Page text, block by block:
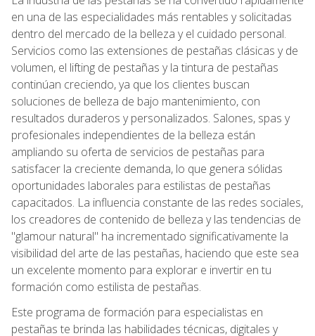
en una de las especialidades más rentables y solicitadas
dentro del mercado de la belleza y el cuidado personal.
Servicios como las extensiones de pestañas clásicas y de
volumen, el lifting de pestañas y la tintura de pestañas
continúan creciendo, ya que los clientes buscan
soluciones de belleza de bajo mantenimiento, con
resultados duraderos y personalizados. Salones, spas y
profesionales independientes de la belleza están
ampliando su oferta de servicios de pestañas para
satisfacer la creciente demanda, lo que genera sólidas
oportunidades laborales para estilistas de pestañas
capacitados. La influencia constante de las redes sociales,
los creadores de contenido de belleza y las tendencias de
"glamour natural" ha incrementado significativamente la
visibilidad del arte de las pestañas, haciendo que este sea
un excelente momento para explorar e invertir en tu
formación como estilista de pestañas.
Este programa de formación para especialistas en
pestañas te brinda las habilidades técnicas, digitales y